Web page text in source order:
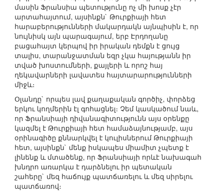
մասին Ֆրանսիա պետությունը ոչ մի խոսք չէր
արտահայտում, այսինքն` Թուրքիայի հետ
հարաբերությունների մակարդակն այնպիսին է, որ
նույնիսկ այն պարագայում, երբ Էրդողանը
բացահայտ կերպով իր իրական դեմքն է ցույց
տալիս, տարանջատման եզր չկա հայությանն իր
տված խոստումների, քայլերի և որոշ հայ
ղեկավարների լավատես հայտարարությունների
միջև։
Օլանդը` որպես լավ քաղաքական գործիչ, փորձեց
երկու կողմերին էլ գոհացնել։ Չեմ կասկածում նաև,
որ Ֆրանսիայի դիվանագիտությունն այս օրենքը
կազմել է Թուրքիայի հետ համաձայնությամբ, այս
օրինագիծը քննարկվել է կուլիսներում Թուրքիայի
հետ, այսինքն` մենք իսկապես միամիտ չպետք է
լինենք և մտածենք, որ Ֆրանսիայի որևէ նախագահ
խնդրո առարկա է դարձնելու իր պետական
շահերը` մեզ հաճույք պատճառելու և մեզ սիրելու
պատճառով։